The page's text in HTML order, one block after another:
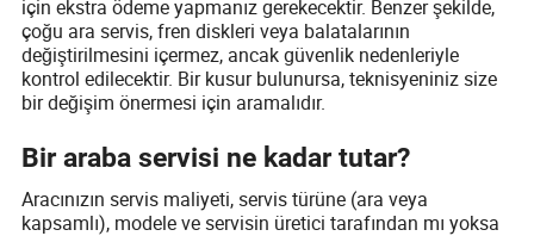
için ekstra ödeme yapmanız gerekecektir. Benzer şekilde,
çoğu ara servis, fren diskleri veya balatalarının
değiştirilmesini içermez, ancak güvenlik nedenleriyle
kontrol edilecektir. Bir kusur bulunursa, teknisyeniniz size
bir değişim önermesi için aramalıdır.
Bir araba servisi ne kadar tutar?
Aracınızın servis maliyeti, servis türüne (ara veya
kapsamlı), modele ve servisin üretici tarafından mı yoksa